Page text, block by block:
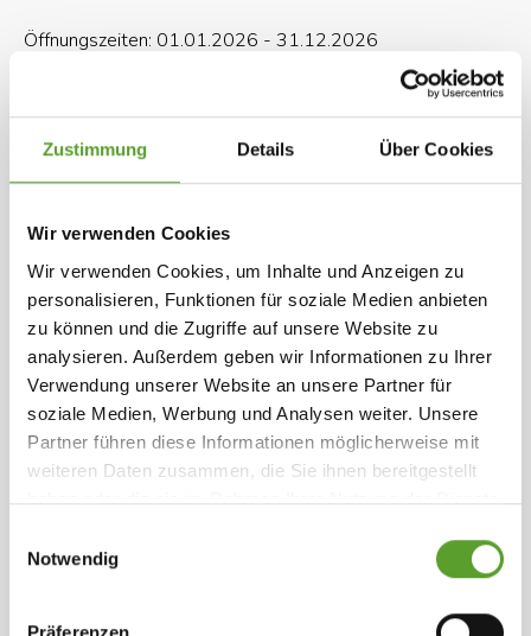
Zustimmung Details Über Cookies
Wir verwenden Cookies
Wir verwenden Cookies, um Inhalte und Anzeigen zu
personalisieren, Funktionen für soziale Medien anbieten
zu können und die Zugriffe auf unsere Website zu
analysieren. Außerdem geben wir Informationen zu Ihrer
Verwendung unserer Website an unsere Partner für
soziale Medien, Werbung und Analysen weiter. Unsere
Partner führen diese Informationen möglicherweise mit
weiteren Daten zusammen, die Sie ihnen bereitgestellt
haben oder die sie im Rahmen Ihrer Nutzung der Dienste
Notwendig
Öffnungszeiten: 01.01.2026 - 31.12.2026
"Langå Camping" ist ein ruhiger Ort in einem
geschützten Wald inmitten eines attraktiven
Naturgebiets von 300 m. Zu Dänemarks besten
Direkt am Fluss befindet sich ein Campingplatz.
Der Platz ist ganzjährig geöffnet, hat einen großen
Spielplatz, schöne Toilette und Küche und ist sehr
barrierefrei. Lebensmittelgeschäft mit individueller
Produktauswahl und einer großen Auswahl an
Angelausrüstung.
Es ist möglich, Hütten und Zelte zu mieten.
Karte und Kontaktinformation
Ausgewählte Einrichtungen
Fischreinigungsplatz und Gefrierschrank
Fahrradrouten (< 5 Km)Angeln (< 5 Km)
Wander- und Laufstrecken (< 5 Km)Spielplatz
Defibrillator (Herzstarter)Aufenthaltsraum